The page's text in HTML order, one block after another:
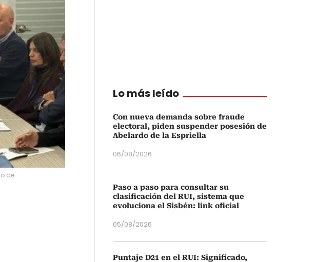
de
Lo más leído
Con nueva demanda sobre fraude
electoral, piden suspender posesión de
Abelardo de la Espriella
06/08/2026
Paso a paso para consultar su
clasificación del RUI, sistema que
evoluciona el Sisbén: link oficial
05/08/2026
Puntaje D21 en el RUI: Significado,